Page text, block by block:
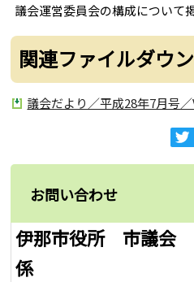
議会運営委員会の構成について
関連ファイルダウ
議会だより／平成28年7月号
お問い合わせ
伊那市役所 市議会
係